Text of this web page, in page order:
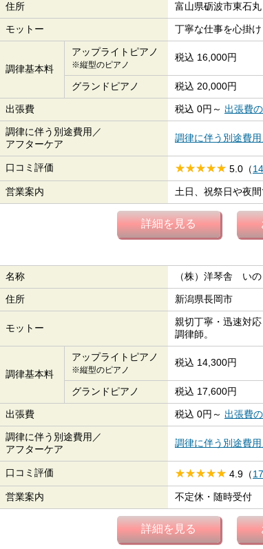
住所 富山県砺波市東石丸
モットー 丁寧な仕事を心掛
調律基本料
アップライトピアノ
※縦型のピアノ
税込 16,000円
グランドピアノ 税込 20,000円
出張費 税込 0円～ 出張費
調律に伴う別途費用／
アフターケア
調律に伴う別途費
口コミ評価 5.0（
営業案内 土日、祝祭日や夜
詳細を見る
名称 （株）洋琴舎 いの
住所 新潟県長岡市
モットー
親切丁寧・迅速対
調律師。
調律基本料
アップライトピアノ
※縦型のピアノ
税込 14,300円
グランドピアノ 税込 17,600円
出張費 税込 0円～ 出張費
調律に伴う別途費用／
アフターケア
調律に伴う別途費
口コミ評価 4.9（
営業案内 不定休・随時受付
詳細を見る